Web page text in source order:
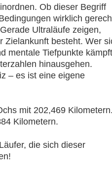
Ob dieser Begriff
wirklich
Ultraläufe zeigen,
Zielankunft besteht. Wer
mentale Tiefpunkte
hinausgehen.
– es ist eine eigene
mit 202,469 Kilometern.
Kilometern.
die sich dieser